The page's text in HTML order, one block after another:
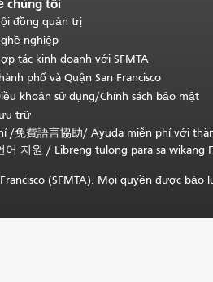
chúng tôi
đồng quản trị
nghiệp
tác kinh doanh với SFMTA
phố và Quận San Francisco
khoản sử dụng/Chính sách bảo mật
trữ
/免費語言協助/ Ayuda miễn phí với
어 지원 / Libreng tulong para sa wikang
(SFMTA). Mọi quyền được bảo